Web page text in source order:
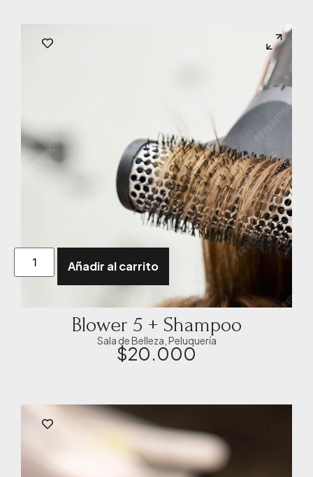
Añadir al carrito
Blower 5 + Shampoo
Sala de Belleza Peluquería
$20.000